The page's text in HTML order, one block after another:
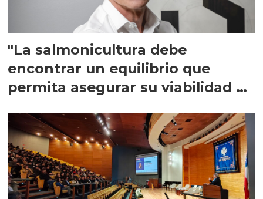
"La salmonicultura debe
encontrar un equilibrio que
permita asegurar su viabilidad de